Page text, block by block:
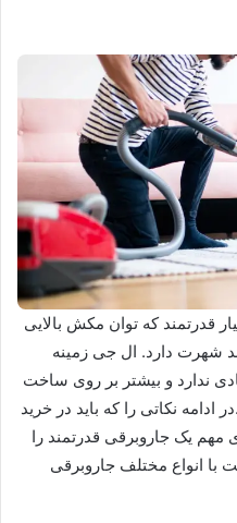
قدرتمند که توان مکش بالایی
شهرت دارد. ال جی زمینه
ندارد و بیشتر بر روی ساخت
ادامه نکاتی را که باید در خرید
مهم یک جاروبرقی قدرتمند را
با انواع مختلف جاروبرقی